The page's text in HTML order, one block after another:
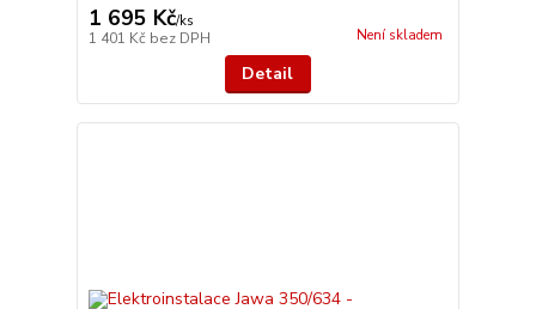
1 695 Kč/ks
1 401 Kč bez DPH Není skladem
Detail